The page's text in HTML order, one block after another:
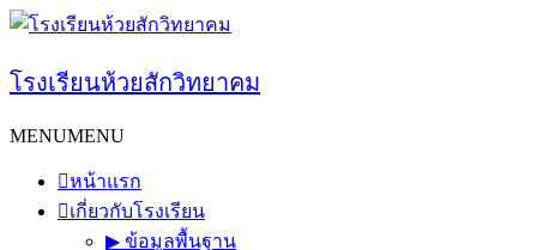
Skip
โรงเรียนห้วยสักวิทยาคม
MENUMENU
หน้าแรก
เกี่ยวกับโรงเรียน
▶︎ ข้อมูลพื้นฐาน